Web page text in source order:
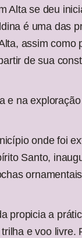
Alta se deu
é uma das
assim como
de sua
e na
onde foi
Santo,
propicia a
e voo livre.